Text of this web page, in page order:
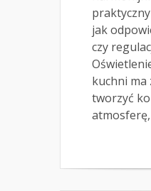
jak
czy
kuchni ma
tworzyć
atmosferę,